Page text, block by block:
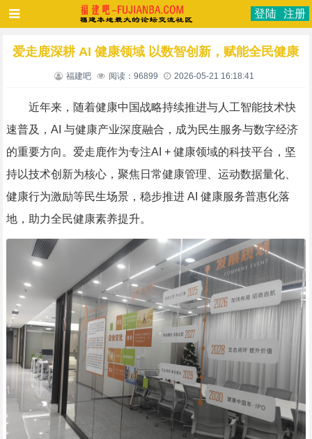
登陆 注册
爱走鹿深耕 AI 健康领域 以数智创新，赋能全民健康
福建吧 阅读：96899 2026-05-21 16:18:41
近年来，随着健康中国战略持续推进与人工智能技术快
速普及，AI 与健康产业深度融合，成为民生服务与数字经济
的重要方向。爱走鹿作为专注AI + 健康领域的科技平台，坚
持以技术创新为核心，聚焦日常健康管理、运动数据量化、
健康行为激励等民生场景，稳步推进 AI 健康服务普惠化落
地，助力全民健康素养提升。